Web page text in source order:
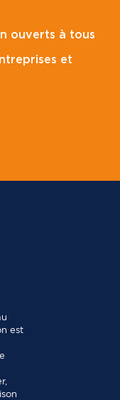
ouverts à tous
et
est